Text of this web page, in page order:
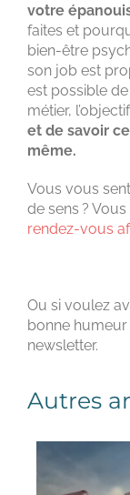
votre
faites et
bien-être
son job est
est possible
métier,
et de savoir
même.
Vous vous
de sens ? Vous
rendez-vous
Ou si voulez
bonne
newsletter.
Autres